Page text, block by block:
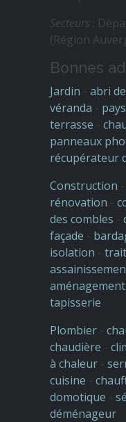
Secteurs :
(Région
Bonnes
Jardin - abri
véranda -
terrasse -
panneaux
récupérateur
Construction -
rénovation -
des combles -
façade -
isolation -
tapisserie
Plombier -
chaudière -
à chaleur -
cuisine -
domotique -
déménageur